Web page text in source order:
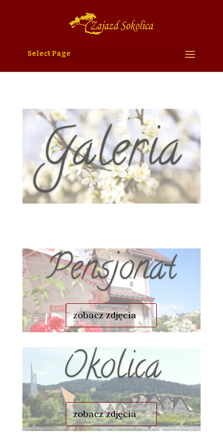
Select Page
Galeria
Pensjonat
zobacz zdjęcia
Okolica
zobacz zdjęcia